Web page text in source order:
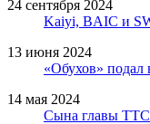
24 сентября 2024
Kaiyi, BAIC и
13 июня 2024
«Обухов» подал
14 мая 2024
Сына главы ТТС